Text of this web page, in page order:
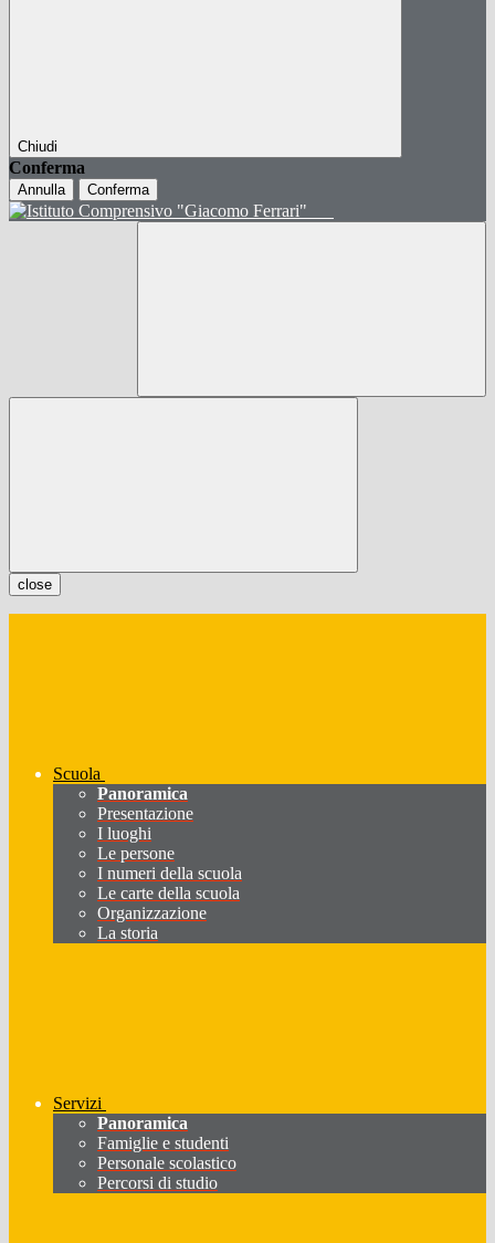
Chiudi
Conferma
Annulla Conferma
close
Scuola
Panoramica
Presentazione
I luoghi
Le persone
I numeri della scuola
Le carte della scuola
Organizzazione
La storia
Servizi
Panoramica
Famiglie e studenti
Personale scolastico
Percorsi di studio